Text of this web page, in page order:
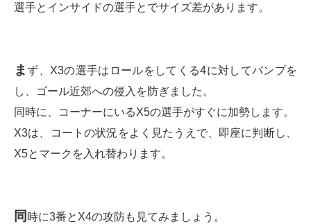
選手とインサイドの選手とでサイズ差があります。
まず、X3の選手はロールをしてくる4に対してバンプを
し、ゴール近郊への侵入を防ぎました。
同時に、コーナーにいるX5の選手がすぐに加勢します。
X3は、コートの状況をよく見たうえで、即座に判断し、
X5とマークを入れ替わります。
同 時に3番とX4の攻防も見てみましょう。